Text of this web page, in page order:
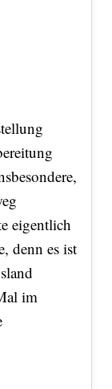
eigentlich
denn es ist
im